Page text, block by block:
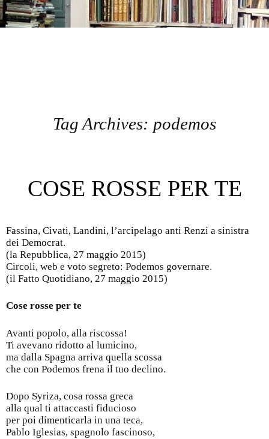
Tag Archives: podemos
COSE ROSSE PER TE
Fassina, Civati, Landini, l’arcipelago anti Renzi a sinistra
dei Democrat.
(la Repubblica, 27 maggio 2015)
Circoli, web e voto segreto: Podemos governare.
(il Fatto Quotidiano, 27 maggio 2015)
Cose rosse per te
Avanti popolo, alla riscossa!
Ti avevano ridotto al lumicino,
ma dalla Spagna arriva quella scossa
che con Podemos frena il tuo declino.
Dopo Syriza, cosa rossa greca
alla qual ti attaccasti fiducioso
per poi dimenticarla in una teca,
Pablo Iglesias, spagnolo fascinoso,